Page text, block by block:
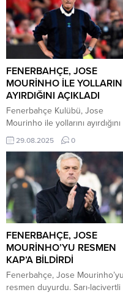
FENERBAHÇE, JOSE
MOURİNHO İLE
AYIRDIĞINI AÇIKLADI
Fenerbahçe Kulübü, Jose
Mourinho ile yollarını ayırdığını
açıkladı. Sarı-lacivertli ekipten
yapılan açıklamada şu sözlere
verildi: ‘’Profesyonel Futbol A
Takımımızın 2024-2025
sezonundan itibaren teknik
direktörlük görevini yürüten
Mourinho ile yollarımız
Kendisine bugüne kadar
takımımız için verdiği emekler
teşekkür eder, gelecek
kariyerinde başarılar dileriz.’’
Mourinho’nun Fenerbahçe
29.08.2025 0
FENERBAHÇE, JOSE
MOURİNHO’YU RESMEN
KAP’A BİLDİRDİ
Fenerbahçe, Jose Mourinho’yu
resmen duyurdu. Sarı-lacivertli